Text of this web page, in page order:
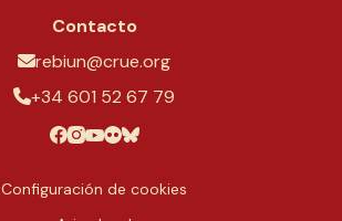
Contacto
rebiun@crue.org
+34 601 52 67 79
Configuración de cookies